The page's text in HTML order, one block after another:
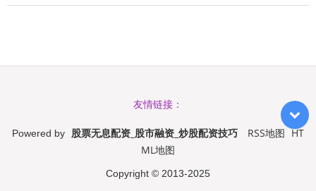
友情链接：
Powered by 股票无息配资_股市融资_炒股配资技巧 RSS地图 HT
ML地图
Copyright © 2013-2025